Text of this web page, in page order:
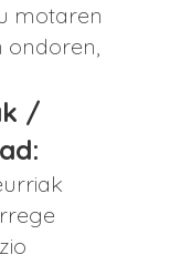
motaren
ondoren,
/